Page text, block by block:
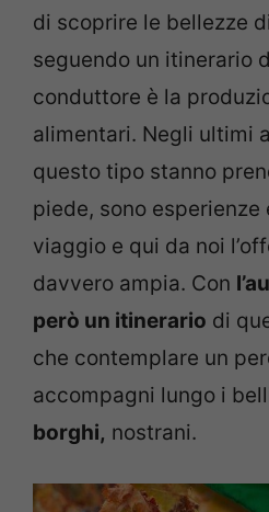
di scoprire le bellezze
seguendo un itinerario
conduttore è la
alimentari. Negli ultimi
questo tipo stanno
piede, sono esperienze
viaggio e qui da noi
davvero ampia. Con
però un itinerario di
che contemplare un
accompagni lungo i
borghi, nostrani.